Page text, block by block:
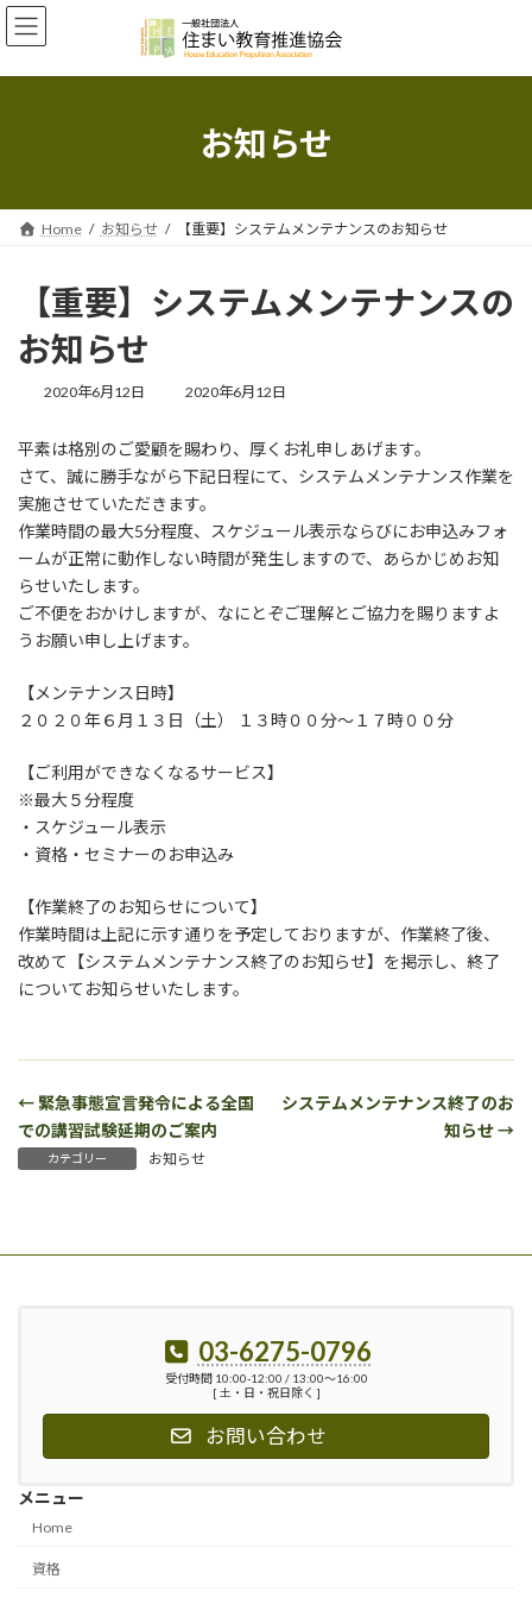
コ
ン
ン
ナ
ビ
ー
お知らせ
Home お知らせ 【重要】システムメンテナンスのお知らせ
【重要】システムメンテナンスの
お知らせ
2020年6月12日
最
新
日
時
2020年6月12日
平素は格別のご愛顧を賜わり、厚くお礼申しあげます。
さて、誠に勝手ながら下記日程にて、システムメンテナンス作業を
実施させていただきます。
作業時間の最大5分程度、スケジュール表示ならびにお申込みフォ
ームが正常に動作しない時間が発生しますので、あらかじめお知
らせいたします。
ご不便をおかけしますが、なにとぞご理解とご協力を賜りますよ
うお願い申し上げます。
【メンテナンス日時】
２０２０年６月１３日（土） １３時００分～１７時００分
【ご利用ができなくなるサービス】
※最大５分程度
・スケジュール表示
・資格・セミナーのお申込み
【作業終了のお知らせについて】
作業時間は上記に示す通りを予定しておりますが、作業終了後、
改めて【システムメンテナンス終了のお知らせ】を掲示し、終了
についてお知らせいたします。
← 緊急事態宣言発令による全国
での講習試験延期のご案内
システムメンテナンス終了のお
知らせ →
カテゴリー お知らせ
03-6275-0796
受付時間 10:00-12:00 / 13:00〜16:00
[ 土・日・祝日除く ]
お問い合わせ
メニュー
Home
資格